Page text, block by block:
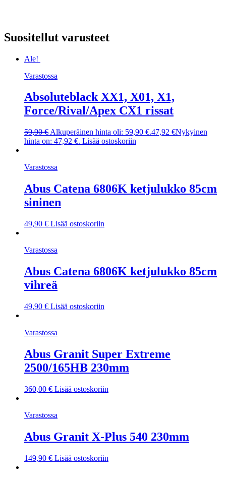
Suositellut varusteet
Ale!
Varastossa
Absoluteblack XX1, X01, X1,
Force/Rival/Apex CX1 rissat
59,90€ Alkuperäinen hinta oli: 59,90 €.47,92 €Nykyinen
hinta on: 47,92 €. Lisää ostoskoriin
Varastossa
Abus Catena 6806K ketjulukko 85cm
sininen
49,90 € Lisää ostoskoriin
Varastossa
Abus Catena 6806K ketjulukko 85cm
vihreä
49,90 € Lisää ostoskoriin
Varastossa
Abus Granit Super Extreme
2500/165HB 230mm
360,00 € Lisää ostoskoriin
Varastossa
Abus Granit X-Plus 540 230mm
149,90 € Lisää ostoskoriin